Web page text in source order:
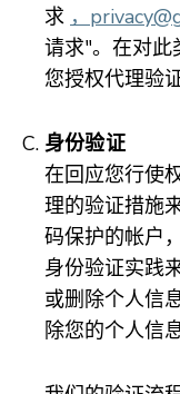
求 ，
请求"。在对此
您授权代理验
身份验证
在回应您行使
理的验证措施
码保护的帐户
身份验证实践
或删除个人信
除您的个人信